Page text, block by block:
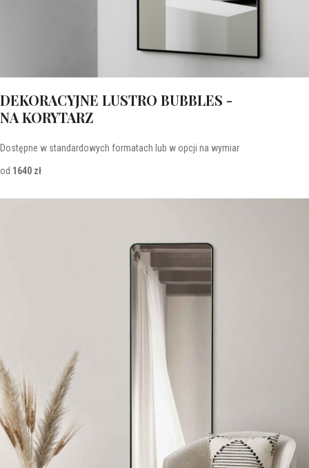
DEKORACYJNE LUSTRO BUBBLES -
NA KORYTARZ
Dostępne w standardowych formatach lub w opcji na wymiar
od 1640 zł